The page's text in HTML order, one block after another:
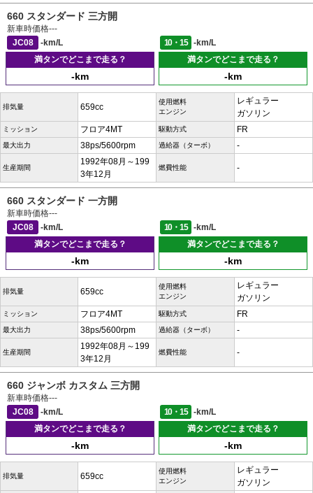
660 スタンダード 三方開
新車時価格---
JC08
-km/L 10・15
-km/L
満タンでどこまで走る？
-km
満タンでどこまで走る？
-km
排気量 659cc
使用燃料
エンジン
レギュラー
ガソリン
ミッション フロア4MT 駆動方式 FR
最大出力 38ps/5600rpm 過給器（ターボ） -
生産期間
1992年08月～199
3年12月
燃費性能 -
660 スタンダード 一方開
新車時価格---
JC08
-km/L 10・15
-km/L
満タンでどこまで走る？
-km
満タンでどこまで走る？
-km
排気量 659cc
使用燃料
エンジン
レギュラー
ガソリン
ミッション フロア4MT 駆動方式 FR
最大出力 38ps/5600rpm 過給器（ターボ） -
生産期間
1992年08月～199
3年12月
燃費性能 -
660 ジャンボ カスタム 三方開
新車時価格---
JC08
-km/L 10・15
-km/L
満タンでどこまで走る？
-km
満タンでどこまで走る？
-km
排気量 659cc
使用燃料
エンジン
レギュラー
ガソリン